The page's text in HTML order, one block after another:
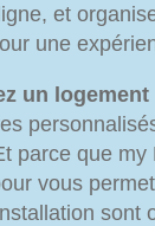
et
une
un logement
parce que
vous
sont